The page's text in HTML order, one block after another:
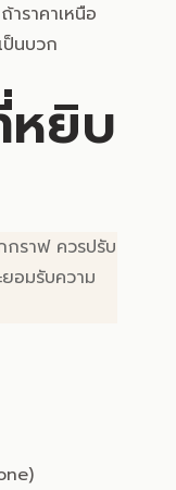
ราคาเหนือ
นบวก
หยิบ
กราฟ ควรปรับ
อมรับความ